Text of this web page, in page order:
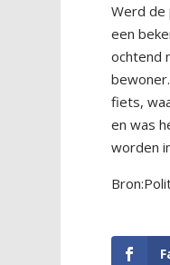
Werd de
een
ochtend
fiets,
en was
worden